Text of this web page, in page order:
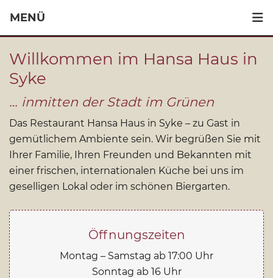
MENÜ
Willkommen im Hansa Haus in
Syke
… inmitten der Stadt im Grünen
Das Restaurant Hansa Haus in Syke – zu Gast in
gemütlichem Ambiente sein. Wir begrüßen Sie mit
Ihrer Familie, Ihren Freunden und Bekannten mit
einer frischen, internationalen Küche bei uns im
geselligen Lokal oder im schönen Biergarten.
Öffnungszeiten
Montag – Samstag ab 17:00 Uhr
Sonntag ab 16 Uhr